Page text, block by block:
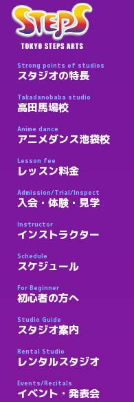
Strong points of studios
スタジオの特長
Takadanobaba studio
高田馬場校
Anime dance
アニメダンス池袋校
Lesson fee
レッスン料金
Admission/Trial/Inspect
入会・体験・見学
Instructor
インストラクター
Schedule
スケジュール
For Beginner
初心者の方へ
Studio Guide
スタジオ案内
Rental Studio
レンタルスタジオ
Events/Recitals
イベント・発表会